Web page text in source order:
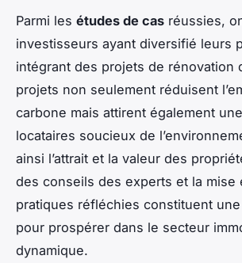
Parmi les études de cas réussies,
investisseurs ayant diversifié leurs
intégrant des projets de rénovation
projets non seulement réduisent
carbone mais attirent également
locataires soucieux de
ainsi l’attrait et la valeur des
des conseils des experts et la mise
pratiques réfléchies constituent
pour prospérer dans le secteur
dynamique.